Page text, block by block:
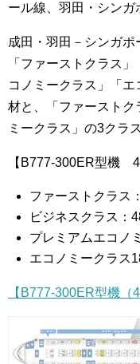
ール線、羽田・シンガ
成田・羽田－シンガ
「ファーストクラス
コノミークラス」「
材と、「ファーストク
ミークラス」の3クラ
【B777-300ER型機 4
ファーストクラス
ビジネスクラス：
プレミアムエコノ
エコノミークラス
【B777-300ER型機